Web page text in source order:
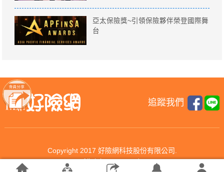
亞太保險獎~引領保險夥伴榮登國際舞
台
追蹤我們
Copyright 2017 好險網科技股份有限公司.
All rights reserved.